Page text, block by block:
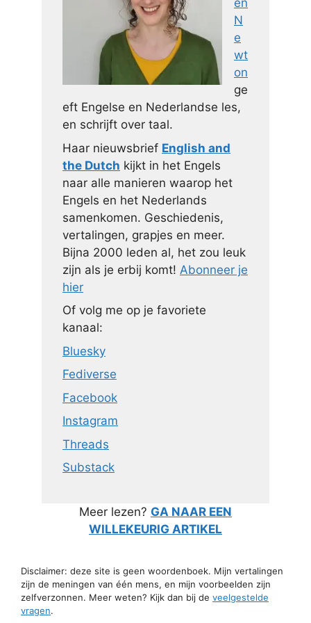
en
N
e
wt
on
ge
eft Engelse en Nederlandse les,
en schrijft over taal.
Haar nieuwsbrief English and
the Dutch kijkt in het Engels
naar alle manieren waarop het
Engels en het Nederlands
samenkomen. Geschiedenis,
vertalingen, grapjes en meer.
Bijna 2000 leden al, het zou leuk
zijn als je erbij komt! Abonneer je
hier
Of volg me op je favoriete
kanaal:
Bluesky
Fediverse
Facebook
Instagram
Threads
Substack
Meer lezen? GA NAAR EEN
WILLEKEURIG ARTIKEL
Disclaimer: deze site is geen woordenboek. Mijn vertalingen
zijn de meningen van één mens, en mijn voorbeelden zijn
zelfverzonnen. Meer weten? Kijk dan bij de veelgestelde
vragen.